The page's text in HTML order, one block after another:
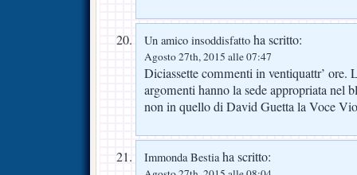
Un amico insoddisfatto ha scritto:
Agosto 27th, 2015 alle 07:47
Diciassette commenti in ventiquattr’ ore.
argomenti hanno la sede appropriata nel
non in quello di David Guetta la Voce
Immonda Bestiaha scritto: